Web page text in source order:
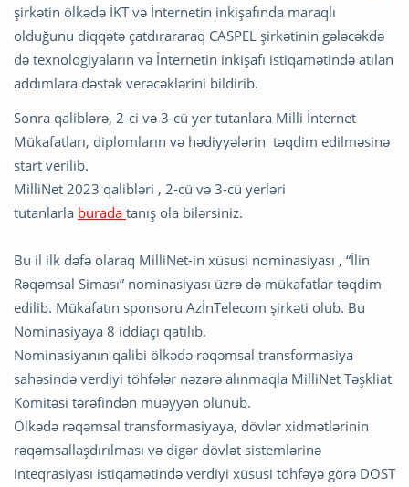
şirkətin ölkədə İKT və İnternetin inkişafında maraqlı
olduğunu diqqətə çatdırararaq CASPEL şirkətinin gələcəkdə
də texnologiyaların və İnternetin inkişafı istiqamətində atılan
addımlara dəstək verəcəklərini bildirib.
Sonra qaliblərə, 2-ci və 3-cü yer tutanlara Milli İnternet
Mükafatları, diplomların və hədiyyələrin təqdim edilməsinə
start verilib.
MilliNet 2023 qalibləri , 2-cü və 3-cü yerləri
tutanlarla burada tanış ola bilərsiniz.
Bu il ilk dəfə olaraq MilliNet-in xüsusi nominasiyası , “İlin
Rəqəmsal Siması” nominasiyası üzrə də mükafatlar təqdim
edilib. Mükafatın sponsoru AzİnTelecom şirkəti olub. Bu
Nominasiyaya 8 iddiaçı qatılıb.
Nominasiyanın qalibi ölkədə rəqəmsal transformasiya
sahəsində verdiyi töhfələr nəzərə alınmaqla MilliNet Təşkliat
Komitəsi tərəfindən müəyyən olunub.
Ölkədə rəqəmsal transformasiyaya, dövlər xidmətlərinin
rəqəmsallaşdırılması və digər dövlət sistemlərinə
inteqrasiyası istiqamətində verdiyi xüsusi töhfəyə görə DOST